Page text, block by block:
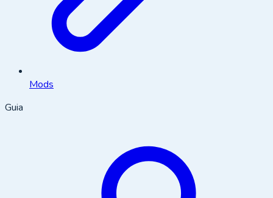
Mods
Guia